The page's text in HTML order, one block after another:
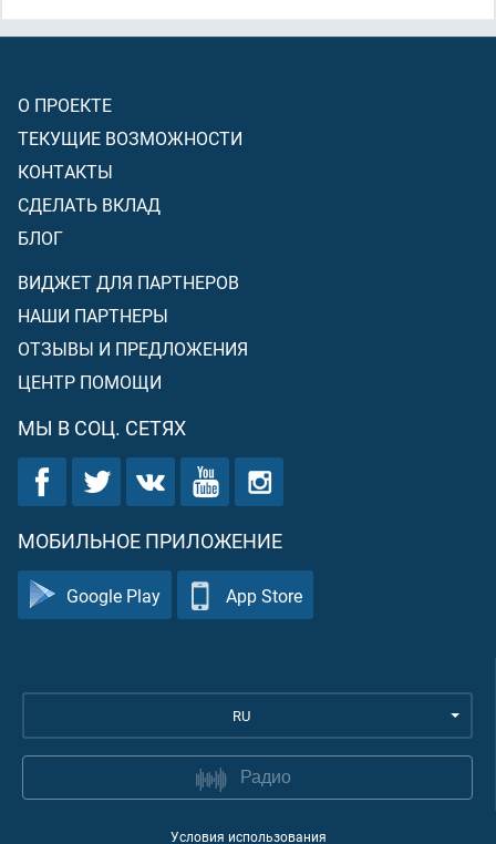
О ПРОЕКТЕ
ТЕКУЩИЕ ВОЗМОЖНОСТИ
КОНТАКТЫ
СДЕЛАТЬ ВКЛАД
БЛОГ
ВИДЖЕТ ДЛЯ ПАРТНЕРОВ
НАШИ ПАРТНЕРЫ
ОТЗЫВЫ И ПРЕДЛОЖЕНИЯ
ЦЕНТР ПОМОЩИ
МЫ В СОЦ. СЕТЯХ
МОБИЛЬНОЕ ПРИЛОЖЕНИЕ
Google Play App Store
RU
Радио
Условия использования